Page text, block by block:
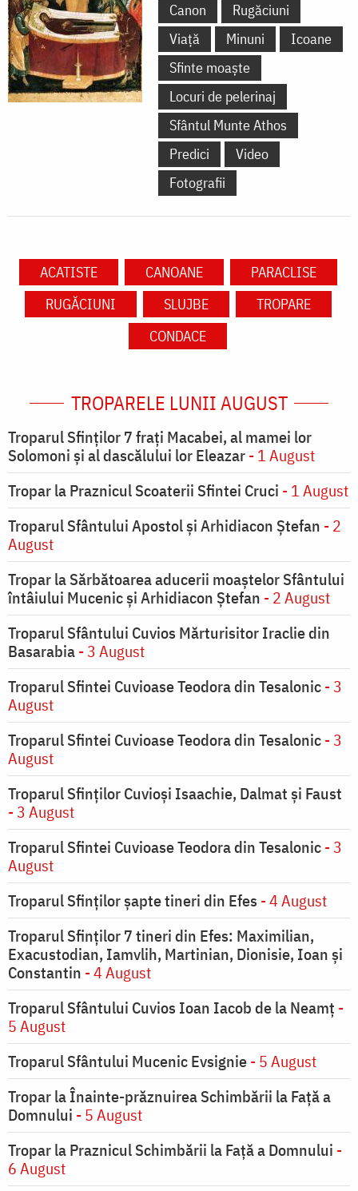
Canon
Rugăciuni
Viață
Minuni
Icoane
Sfinte moaște
Locuri de pelerinaj
Sfântul Munte Athos
Predici
Video
Fotografii
ACATISTE CANOANE
PARACLISE
RUGĂCIUNI
SLUJBE
TROPARE
CONDACE
TROPARELE LUNII AUGUST
Troparul Sfinţilor 7 fraţi Macabei, al mamei lor
Solomoni şi al dascălului lor Eleazar- 1 August
Tropar la Praznicul Scoaterii Sfintei Cruci - 1 August
Troparul Sfântului Apostol și Arhidiacon Ștefan - 2
August
Tropar la Sărbătoarea aducerii moaştelor Sfântului
întâiului Mucenic şi Arhidiacon Ştefan - 2 August
Troparul Sfântului Cuvios Mărturisitor Iraclie din
Basarabia- 3 August
Troparul Sfintei Cuvioase Teodora din Tesalonic- 3
August
Troparul Sfintei Cuvioase Teodora din Tesalonic- 3
August
Troparul Sfinţilor Cuvioşi Isaachie, Dalmat şi Faust
- 3 August
Troparul Sfintei Cuvioase Teodora din Tesalonic- 3
August
Troparul Sfinţilor şapte tineri din Efes - 4 August
Troparul Sfinţilor 7 tineri din Efes: Maximilian,
Exacustodian, Iamvlih, Martinian, Dionisie, Ioan şi
Constantin - 4 August
Troparul Sfântului Cuvios Ioan Iacob de la Neamț -
5 August
Troparul Sfântului Mucenic Evsignie- 5 August
Tropar la Înainte-prăznuirea Schimbării la Faţă a
Domnului - 5 August
Tropar la Praznicul Schimbării la Faţă a Domnului -
6 August